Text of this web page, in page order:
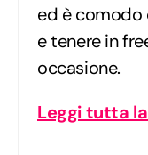
ed è comodo
e tenere in
occasione.
Leggi tutta